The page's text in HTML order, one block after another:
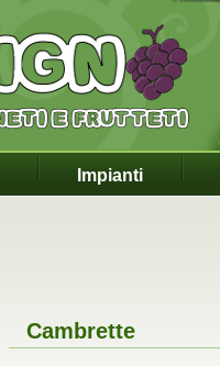
Impianti
Cambrette